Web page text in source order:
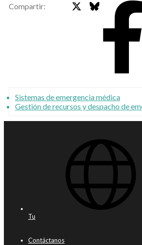
Compartir: Bluesky
Sistemas de emergencia médica
Gestión de recursos y despacho de
Tu
Contáctanos